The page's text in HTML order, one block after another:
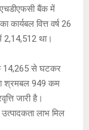
बैंक में
कार्यबल वित्त वर्ष 26
2,14,512 था।
14,265 से घटकर
श्रमबल 949 कम
जारी है।
लाभ मिल